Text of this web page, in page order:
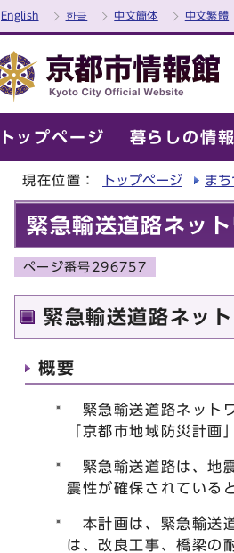
English 한글 中文簡体 中文繁體
トップページ 暮らしの情報
現在位置： トップページ まち
緊急輸送道路ネッ
ページ番号296757
緊急輸送道路ネッ
概要
緊急輸送道路ネット
「京都市地域防災計画
緊急輸送道路は、地
震性が確保されている
本計画は、緊急輸送
は、改良工事、橋梁の